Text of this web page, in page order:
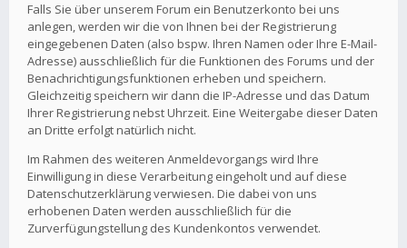
Falls Sie über unserem Forum ein Benutzerkonto bei uns
anlegen, werden wir die von Ihnen bei der Registrierung
eingegebenen Daten (also bspw. Ihren Namen oder Ihre E-Mail-
Adresse) ausschließlich für die Funktionen des Forums und der
Benachrichtigungsfunktionen erheben und speichern.
Gleichzeitig speichern wir dann die IP-Adresse und das Datum
Ihrer Registrierung nebst Uhrzeit. Eine Weitergabe dieser Daten
an Dritte erfolgt natürlich nicht.
Im Rahmen des weiteren Anmeldevorgangs wird Ihre
Einwilligung in diese Verarbeitung eingeholt und auf diese
Datenschutzerklärung verwiesen. Die dabei von uns
erhobenen Daten werden ausschließlich für die
Zurverfügungstellung des Kundenkontos verwendet.